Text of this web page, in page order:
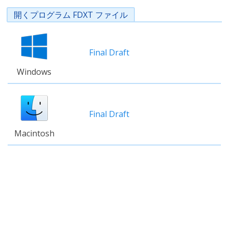
開くプログラム FDXT ファイル
Windows
Final Draft
Macintosh
Final Draft